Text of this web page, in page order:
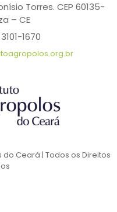
Torres. CEP 60135-
– CE
1670
Ceará | Todos os Direitos